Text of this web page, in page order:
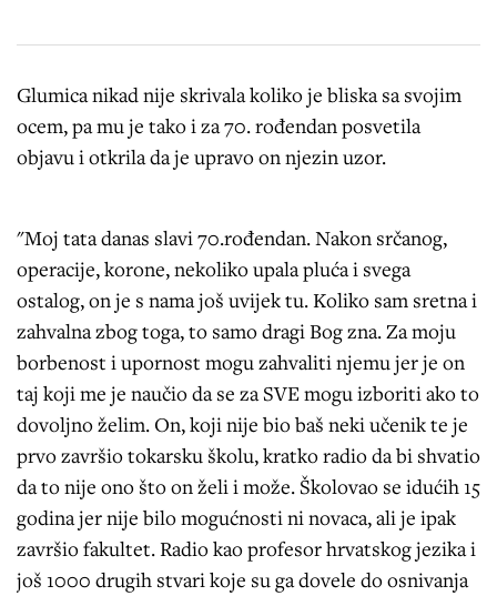
Glumica nikad nije skrivala koliko je bliska sa svojim
ocem, pa mu je tako i za 70. rođendan posvetila
objavu i otkrila da je upravo on njezin uzor.
"Moj tata danas slavi 70.rođendan. Nakon srčanog,
operacije, korone, nekoliko upala pluća i svega
ostalog, on je s nama još uvijek tu. Koliko sam sretna i
zahvalna zbog toga, to samo dragi Bog zna. Za moju
borbenost i upornost mogu zahvaliti njemu jer je on
taj koji me je naučio da se za SVE mogu izboriti ako to
dovoljno želim. On, koji nije bio baš neki učenik te je
prvo završio tokarsku školu, kratko radio da bi shvatio
da to nije ono što on želi i može. Školovao se idućih 15
godina jer nije bilo mogućnosti ni novaca, ali je ipak
završio fakultet. Radio kao profesor hrvatskog jezika i
još 1000 drugih stvari koje su ga dovele do osnivanja